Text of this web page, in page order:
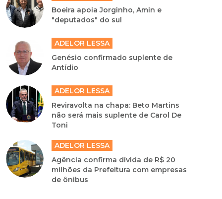
Boeira apoia Jorginho, Amin e
"deputados" do sul
ADELOR LESSA
Genésio confirmado suplente de
Antídio
ADELOR LESSA
Reviravolta na chapa: Beto Martins
não será mais suplente de Carol De
Toni
ADELOR LESSA
Agência confirma dívida de R$ 20
milhões da Prefeitura com empresas
de ônibus